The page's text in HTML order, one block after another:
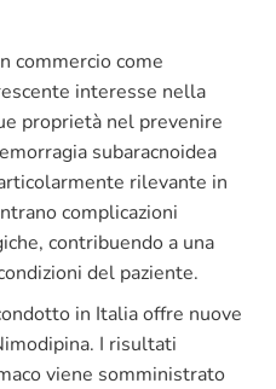
commercio come
interesse nella
proprietà nel prevenire
subaracnoidea
rilevante in
complicazioni
contribuendo a una
del paziente.
in Italia offre nuove
I risultati
viene somministrato